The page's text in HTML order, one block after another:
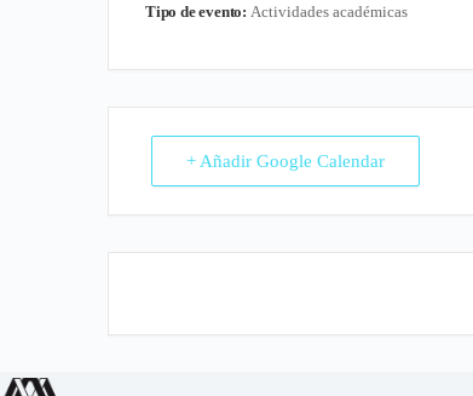
Tipo de evento: Actividades académicas
+ Añadir Google Calendar